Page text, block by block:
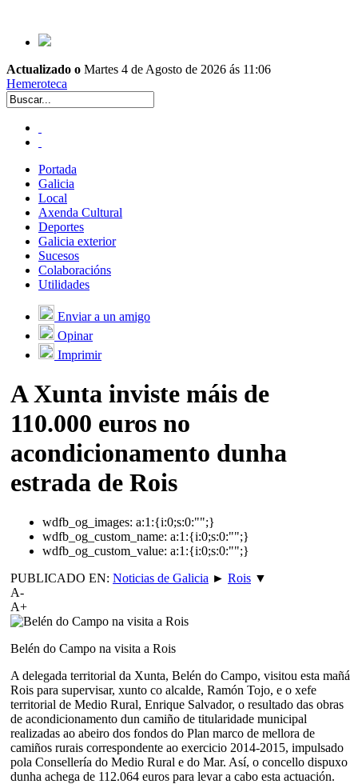
Actualizado o Martes 4 de Agosto de 2026 ás 11:06
Hemeroteca
Portada
Galicia
Local
Axenda Cultural
Deportes
Galicia exterior
Sucesos
Colaboracións
Utilidades
Enviar a un amigo
Opinar
Imprimir
A Xunta inviste máis de
110.000 euros no
acondicionamento dunha
estrada de Rois
wdfb_og_images: a:1:{i:0;s:0:"";}
wdfb_og_custom_name: a:1:{i:0;s:0:"";}
wdfb_og_custom_value: a:1:{i:0;s:0:"";}
PUBLICADO EN: Noticias de Galicia ► Rois ▼
A-
A+
Belén do Campo na visita a Rois
A delegada territorial da Xunta, Belén do Campo, visitou esta mañá
Rois para supervisar, xunto co alcalde, Ramón Tojo, e o xefe
territorial de Medio Rural, Enrique Salvador, o resultado das obras
de acondicionamento dun camiño de titularidade municipal
realizadas ao abeiro dos fondos do Plan marco de mellora de
camiños rurais correspondente ao exercicio 2014-2015, impulsado
pola Consellería do Medio Rural e do Mar. Así, o concello dispuxo
dunha achega de 112.064 euros para levar a cabo esta actuación.